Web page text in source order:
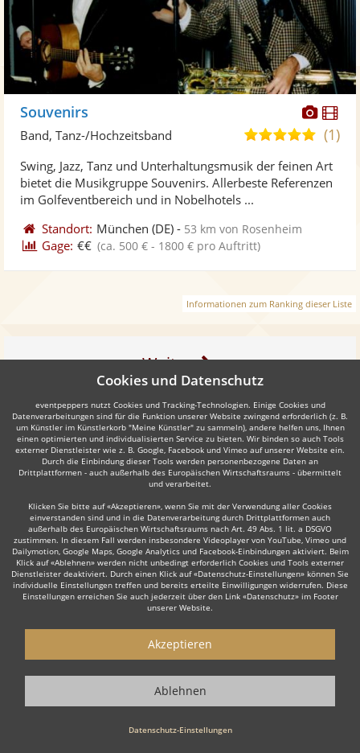
Fotos
Souvenirs
5,0
5
(1)
Band, Tanz-/Hochzeitsband
Swing, Jazz, Tanz und Unterhaltungsmusik der feinen Art
bietet die Musikgruppe Souvenirs. Allerbeste Referenzen
im Golfeventbereich und in Nobelhotels ...
Standort: München (DE) - 53 km von Rosenheim
Gage: €€ (ca. 500 € - 1800 € pro Auftritt)
Informationen zum Ranking dieser Liste
Weiter
Auch interessant:
Rock Top 40 Alternative Band Schlager- & Oldies
Wie funktioniert's?
Starten Sie mit dem Button 'Kostenlos anfragen' eine Anfrage an die für
Sie interessanten Bands - also z. B. bestimmte Tanzbands &
Showbands. Diesen Button finden Sie auf den jeweiligen Künstler-Profil-
Seiten der Musiker.
Cookies und Datenschutz
eventpeppers nutzt Cookies und Tracking-Technologien. Einige Cookies und
Datenverarbeitungen sind für die Funktion unserer Website zwingend erforderlich (z. B.
um Künstler im Künstlerkorb "Meine Künstler" zu sammeln), andere helfen uns, Ihnen
einen optimierten und individualisierten Service zu bieten. Wir binden so auch Tools
externer Dienstleister wie z. B. Google, Facebook und Vimeo auf unserer Website ein.
Durch die Einbindung dieser Tools werden personenbezogene Daten an
Drittplattformen - auch außerhalb des Europäischen Wirtschaftsraums - übermittelt
und verarbeitet.
Klicken Sie bitte auf «Akzeptieren», wenn Sie mit der Verwendung aller Cookies
einverstanden sind und in die Datenverarbeitung durch Drittplattformen auch
außerhalb des Europäischen Wirtschaftsraums nach Art. 49 Abs. 1 lit. a DSGVO
zustimmen. In diesem Fall werden insbesondere Videoplayer von YouTube, Vimeo und
Dailymotion, Google Maps, Google Analytics und Facebook-Einbindungen aktiviert. Beim
Klick auf «Ablehnen» werden nicht unbedingt erforderlich Cookies und Tools externer
Dienstleister deaktiviert. Durch einen Klick auf «Datenschutz-Einstellungen» können Sie
individuelle Einstellungen treffen und bereits erteilte Einwilligungen widerrufen. Diese
Einstellungen erreichen Sie auch jederzeit über den Link «Datenschutz» im Footer
unserer Website.
Datenschutz-Einstellungen
Akzeptieren
Ablehnen